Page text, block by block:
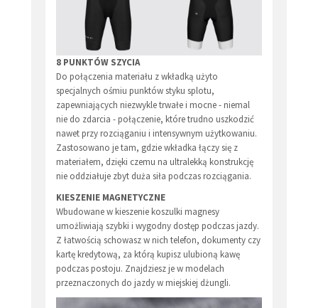
8 PUNKTÓW SZYCIA
Do połączenia materiału z wkładką użyto
specjalnych ośmiu punktów styku splotu,
zapewniających niezwykle trwałe i mocne - niemal
nie do zdarcia - połączenie, które trudno uszkodzić
nawet przy rozciąganiu i intensywnym użytkowaniu.
Zastosowano je tam, gdzie wkładka łączy się z
materiałem, dzięki czemu na ultralekką konstrukcję
nie oddziałuje zbyt duża siła podczas rozciągania.
KIESZENIE MAGNETYCZNE
Wbudowane w kieszenie koszulki magnesy
umożliwiają szybki i wygodny dostęp podczas jazdy.
Z łatwością schowasz w nich telefon, dokumenty czy
kartę kredytową, za którą kupisz ulubioną kawę
podczas postoju. Znajdziesz je w modelach
przeznaczonych do jazdy w miejskiej dżungli.